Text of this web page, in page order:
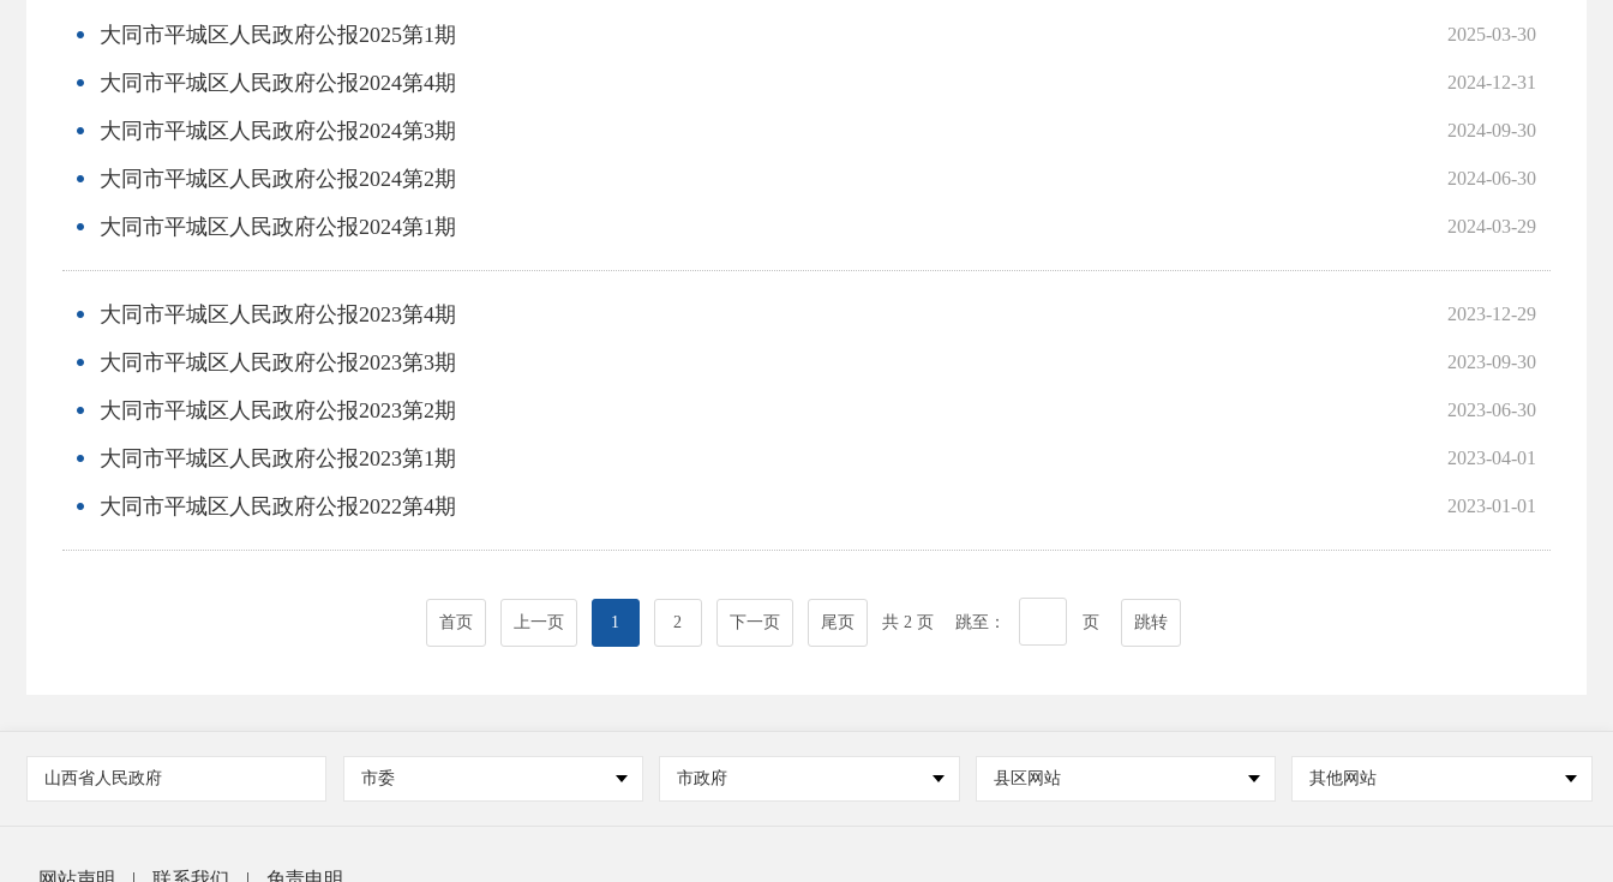
2025-03-30
大同市平城区人民政府公报2025第1期
2024-12-31
大同市平城区人民政府公报2024第4期
2024-09-30
大同市平城区人民政府公报2024第3期
2024-06-30
大同市平城区人民政府公报2024第2期
2024-03-29
大同市平城区人民政府公报2024第1期
2023-12-29
大同市平城区人民政府公报2023第4期
2023-09-30
大同市平城区人民政府公报2023第3期
2023-06-30
大同市平城区人民政府公报2023第2期
2023-04-01
大同市平城区人民政府公报2023第1期
2023-01-01
大同市平城区人民政府公报2022第4期
首页 上一页 1 2 下一页 尾页 共 2 页 跳至： 页 跳转
山西省人民政府 市委 市政府 县区网站 其他网站